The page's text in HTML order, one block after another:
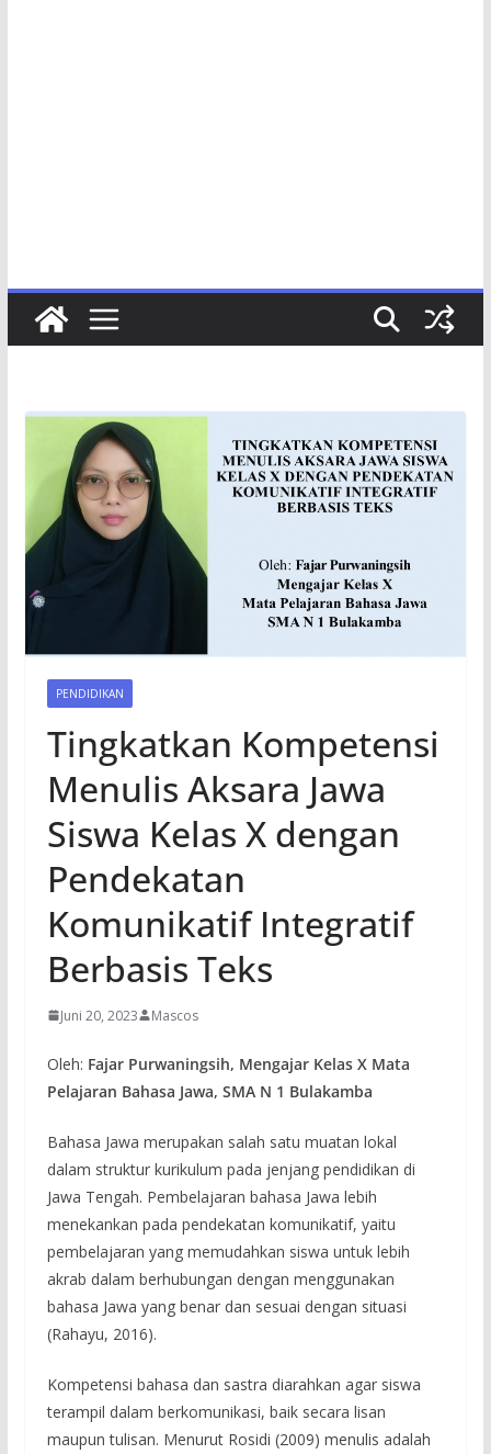
PENDIDIKAN
Tingkatkan Kompetensi
Menulis Aksara Jawa
Siswa Kelas X dengan
Pendekatan
Komunikatif Integratif
Berbasis Teks
Juni 20, 2023 Mascos
Oleh: Fajar Purwaningsih, Mengajar Kelas X Mata
Pelajaran Bahasa Jawa, SMA N 1 Bulakamba
Bahasa Jawa merupakan salah satu muatan lokal
dalam struktur kurikulum pada jenjang pendidikan di
Jawa Tengah. Pembelajaran bahasa Jawa lebih
menekankan pada pendekatan komunikatif, yaitu
pembelajaran yang memudahkan siswa untuk lebih
akrab dalam berhubungan dengan menggunakan
bahasa Jawa yang benar dan sesuai dengan situasi
(Rahayu, 2016).
Kompetensi bahasa dan sastra diarahkan agar siswa
terampil dalam berkomunikasi, baik secara lisan
maupun tulisan. Menurut Rosidi (2009) menulis adalah